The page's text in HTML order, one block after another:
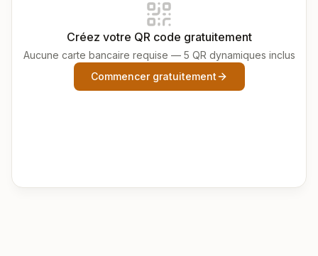
Créez votre QR code gratuitement
Aucune carte bancaire requise — 5 QR dynamiques inclus
Commencer gratuitement